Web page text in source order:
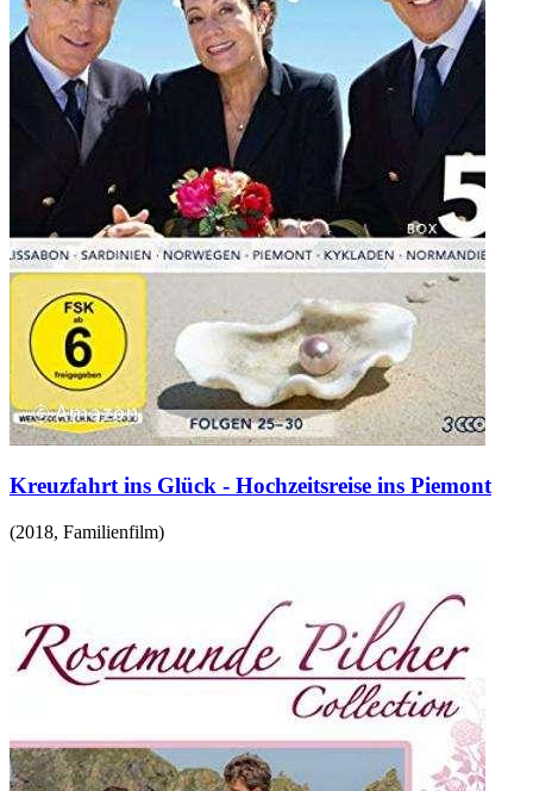
Kreuzfahrt ins Glück - Hochzeitsreise ins Piemont
(2018, Familienfilm)